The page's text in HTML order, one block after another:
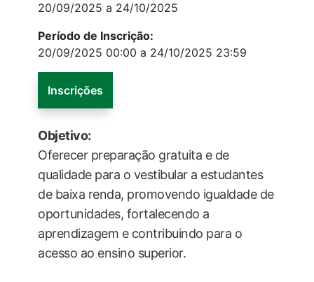
20/09/2025 a 24/10/2025
Período de Inscrição:
20/09/2025 00:00 a 24/10/2025 23:59
Inscrições
Objetivo:
Oferecer preparação gratuita e de
qualidade para o vestibular a estudantes
de baixa renda, promovendo igualdade de
oportunidades, fortalecendo a
aprendizagem e contribuindo para o
acesso ao ensino superior.